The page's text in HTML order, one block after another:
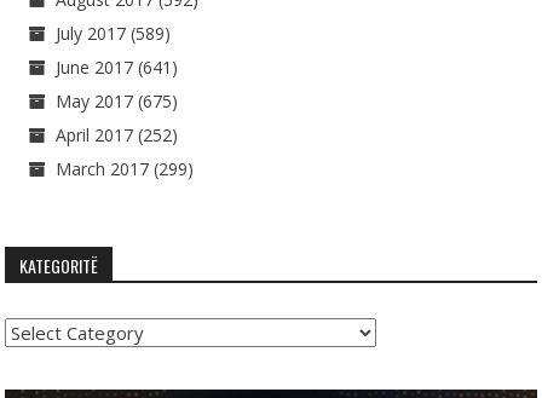
July 2017 (589)
June 2017 (641)
May 2017 (675)
April 2017 (252)
March 2017 (299)
KATEGORITË
Kategoritë